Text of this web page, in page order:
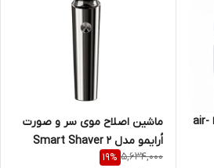
ایرپاد بلوتوثی اُرایمو مدل 1 ا air-
ماشین اصلاح موی سر و صورت
اُرایمو مدل Smart Shaver 2
Magnet
5,634,000
19%